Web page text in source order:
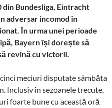
Bundesliga, Eintracht
adversar incomod în
În urma unei perioade
Bayern își dorește să
revină cu victorii.
meciuri disputate sâmbăta
Inclusiv în sezoanele trecute,
foarte bune cu această oră